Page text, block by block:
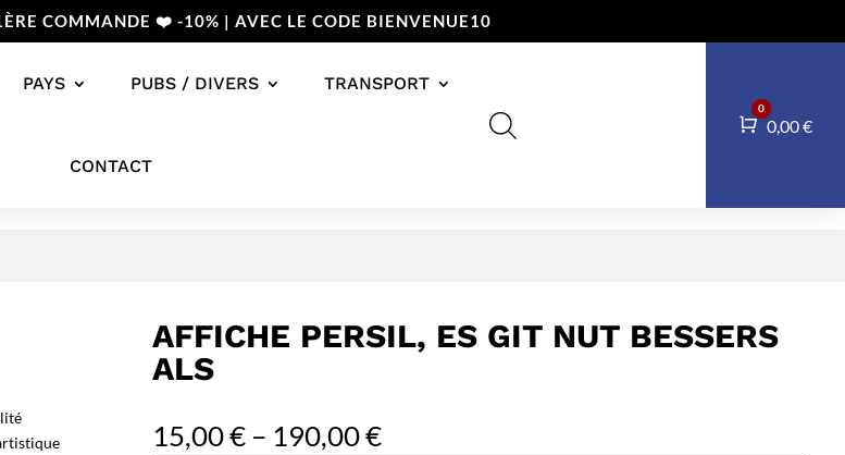
COMMANDE ❤️ -10% | AVEC LE CODE BIENVENUE10
PAYS PUBS / DIVERS TRANSPORT
CONTACT
Panier
0
0,00€
AFFICHE PERSIL, ES GIT NUT BESSERS
ALS
15,00€ – 190,00€